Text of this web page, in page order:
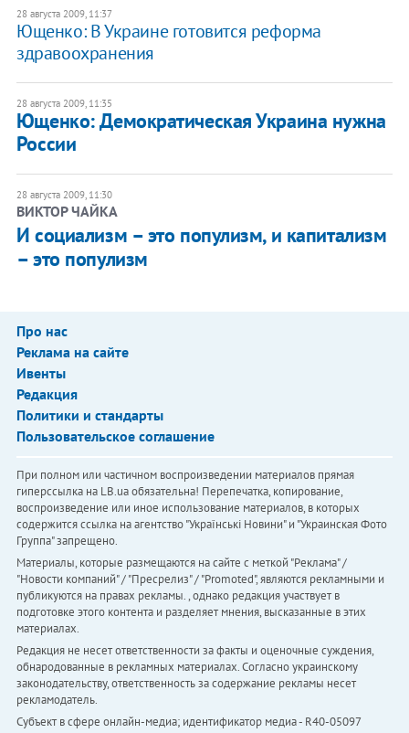
28 августа 2009, 11:37
Ющенко: В Украине готовится реформа
здравоохранения
28 августа 2009, 11:35
Ющенко: Демократическая Украина нужна
России
28 августа 2009, 11:30
ВИКТОР ЧАЙКА
И социализм – это популизм, и капитализм
– это популизм
Про нас
Реклама на сайте
Ивенты
Редакция
Политики и стандарты
Пользовательское соглашение
При полном или частичном воспроизведении материалов прямая
гиперссылка на LB.ua обязательна! Перепечатка, копирование,
воспроизведение или иное использование материалов, в которых
содержится ссылка на агентство "Українськi Новини" и "Украинская Фото
Группа" запрещено.
Материалы, которые размещаются на сайте с меткой "Реклама" /
"Новости компаний" / "Пресрелиз" / "Promoted", являются рекламными и
публикуются на правах рекламы. , однако редакция участвует в
подготовке этого контента и разделяет мнения, высказанные в этих
материалах.
Редакция не несет ответственности за факты и оценочные суждения,
обнародованные в рекламных материалах. Согласно украинскому
законодательству, ответственность за содержание рекламы несет
рекламодатель.
Субъект в сфере онлайн-медиа; идентификатор медиа - R40-05097